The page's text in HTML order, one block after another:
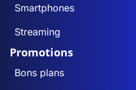
Smartphones
Streaming
Promotions
Bons plans